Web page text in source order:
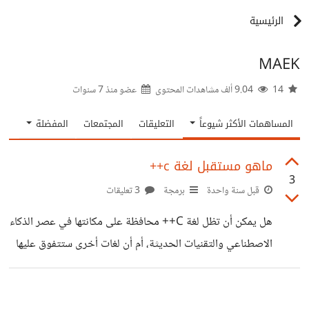
الرئيسية
MAEK
عضو منذ7 سنوات
المساهمات الأكثر شيوعاً التعليقات المجتمعات المفضلة
3
ماهو مستقبل لغة c++
قبل سنة واحدة برمجة
هل يمكن أن تظل لغة C++ محافظة على مكانتها في عصر الذكاء
الاصطناعي والتقنيات الحديثة، أم أن لغات أخرى ستتفوق عليها
في الأداء والتبني؟